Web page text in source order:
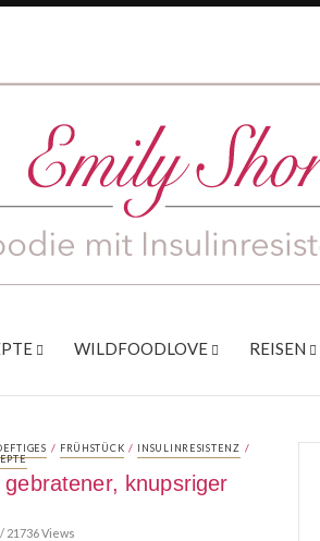
WILDFOODLOVE REISEN
/ FRÜHSTÜCK / INSULINRESISTENZ /
knupsriger
21736 Views